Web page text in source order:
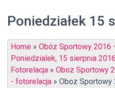
Poniedziałek 15
Home » Obóz Sportowy 2016
Poniedzialek, 15 sierpnia 2016
Fotorelacja » Oboz Sportowy
- fotorelacja » Oboz Sportowy